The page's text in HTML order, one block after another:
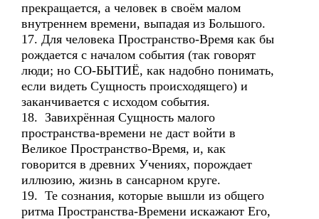
прекращается, а человек в своём малом
внутреннем времени, выпадая из Большого.
17. Для человека Пространство-Время как бы
рождается с началом события (так говорят
люди; но СО-БЫТИЁ, как надобно понимать,
если видеть Сущность происходящего) и
заканчивается с исходом события.
18. Завихрённая Сущность малого
пространства-времени не даст войти в
Великое Пространство-Время, и, как
говорится в древних Учениях, порождает
иллюзию, жизнь в сансарном круге.
19. Те сознания, которые вышли из общего
ритма Пространства-Времени искажают Его,